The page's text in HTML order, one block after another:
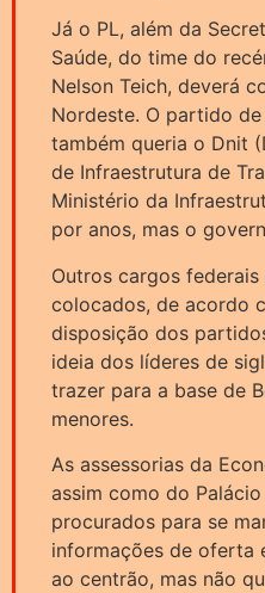
Já o PL, além da
Saúde, do time do
Nelson Teich, deverá
Nordeste. O partido
também queria o Dnit
de Infraestrutura de
Ministério da
por anos, mas o
Outros cargos
colocados, de acordo
disposição dos
ideia dos líderes de
trazer para a base de
menores.
As assessorias da
assim como do
procurados para se
informações de oferta
ao centrão, mas não